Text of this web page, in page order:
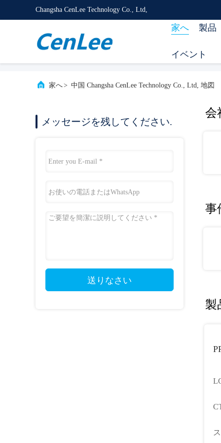
Changsha CenLee Technology Co., Ltd,
家へ 製品
イベント
家へ> 中国 Changsha CenLee Technology Co., Ltd, 地図
メッセージを残してください.
送りなさい
会
事
製